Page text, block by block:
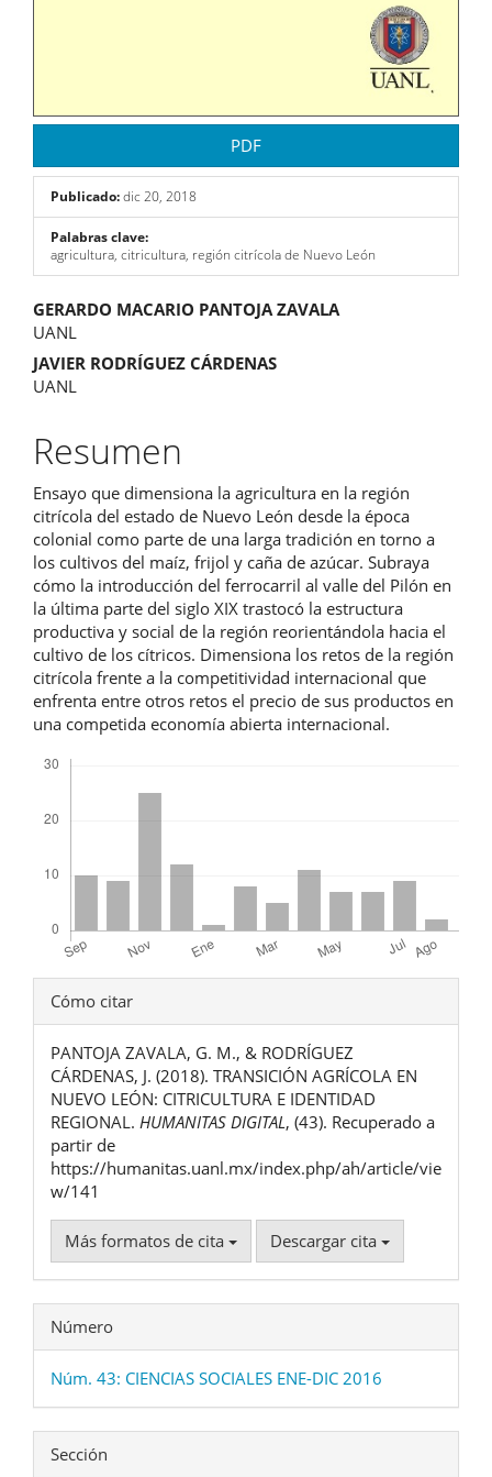
PDF
Publicado:dic 20, 2018
Palabras clave:
agricultura, citricultura, región citrícola de Nuevo León
Contenido
principal
del
artículo
GERARDO MACARIO PANTOJA ZAVALA
UANL
JAVIER RODRÍGUEZ CÁRDENAS
UANL
Resumen
Ensayo que dimensiona la agricultura en la región
citrícola del estado de Nuevo León desde la época
colonial como parte de una larga tradición en torno a
los cultivos del maíz, frijol y caña de azúcar. Subraya
cómo la introducción del ferrocarril al valle del Pilón en
la última parte del siglo XIX trastocó la estructura
productiva y social de la región reorientándola hacia el
cultivo de los cítricos. Dimensiona los retos de la región
citrícola frente a la competitividad internacional que
enfrenta entre otros retos el precio de sus productos en
una competida economía abierta internacional.
Detalles
del
artículo
Cómo citar
PANTOJA ZAVALA, G. M., & RODRÍGUEZ
CÁRDENAS, J. (2018). TRANSICIÓN AGRÍCOLA EN
NUEVO LEÓN: CITRICULTURA E IDENTIDAD
REGIONAL. HUMANITAS DIGITAL, (43). Recuperado a
partir de
https://humanitas.uanl.mx/index.php/ah/article/vie
w/141
Más formatos de cita Descargar cita
Número
Núm. 43: CIENCIAS SOCIALES ENE-DIC 2016
Sección